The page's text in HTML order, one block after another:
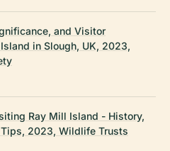
and Visitor
in Slough, UK, 2023,
Ray Mill Island - History,
2023, Wildlife Trusts